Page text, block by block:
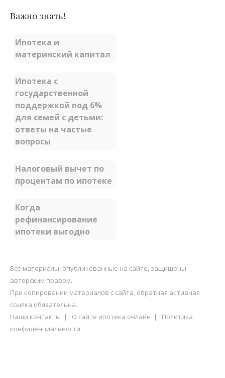
Важно знать!
Ипотека и
материнский капитал
Ипотека с
государственной
поддержкой под 6%
для семей с детьми:
ответы на частые
вопросы
Налоговый вычет по
процентам по ипотеке
Когда
рефинансирование
ипотеки выгодно
Все материалы, опубликованные на сайте, защищены
авторским правом.
При копировании материалов с сайта, обратная активная
ссылка обязательна.
Наши контакты | О сайте ипотека онлайн | Политика
конфиденциальности